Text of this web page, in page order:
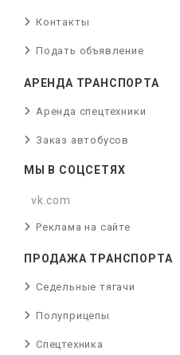
Контакты
Подать объявление
АРЕНДА ТРАНСПОРТА
Аренда спецтехники
Заказ автобусов
МЫ В СОЦСЕТЯХ
vk.com
Реклама на сайте
ПРОДАЖА ТРАНСПОРТА
Седельные тягачи
Полуприцепы
Спецтехника